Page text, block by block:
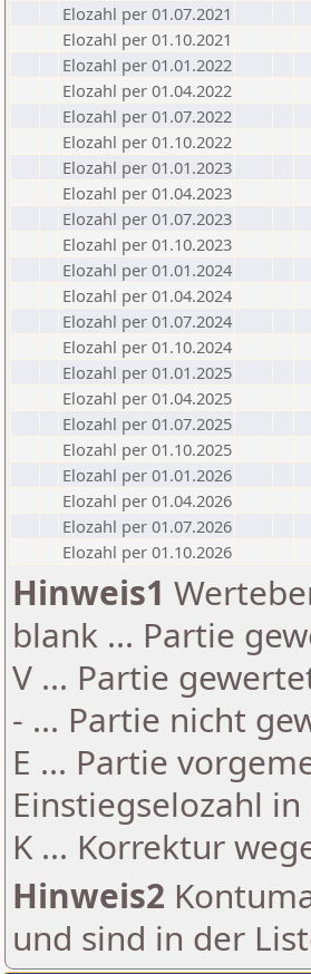
Elozahl per 01.07.2021
Elozahl per 01.10.2021
Elozahl per 01.01.2022
Elozahl per 01.04.2022
Elozahl per 01.07.2022
Elozahl per 01.10.2022
Elozahl per 01.01.2023
Elozahl per 01.04.2023
Elozahl per 01.07.2023
Elozahl per 01.10.2023
Elozahl per 01.01.2024
Elozahl per 01.04.2024
Elozahl per 01.07.2024
Elozahl per 01.10.2024
Elozahl per 01.01.2025
Elozahl per 01.04.2025
Elozahl per 01.07.2025
Elozahl per 01.10.2025
Elozahl per 01.01.2026
Elozahl per 01.04.2026
Elozahl per 01.07.2026
Elozahl per 01.10.2026
Hinweis1
blank ... Partie
V ... Partie
- ... Partie nicht
E ... Partie
Einstiegselozahl
K ... Korrektur
Hinweis2
und sind in der